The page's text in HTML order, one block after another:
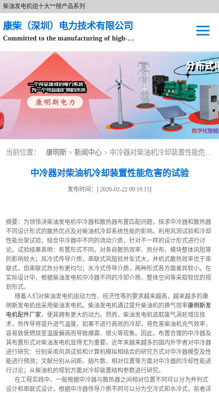
柴油发电机组十大**榜产品系列
康柴（深圳）电力技术有限公司
Committed to the manufacturing of high-end brand diesel generator sets.
当前位置： 康明斯 > 新闻中心 > 中冷器对柴油机冷却装置性能危害的试验
中冷器对柴油机冷却装置性能危害的试验
发布时间：[ 2026-02-22 09:19:15]
摘要：为领悟决柴油发电机中冷器和散热器布置匹配问题，探求中冷器和散热器
不同设计形式的散热优点及对柴油机冷却系统性能的影响。利用风洞试验和冷却
性能台架试验，结合中冷器中不同的流动介质，针对不一样的设计形式进行讨
论。试验结果表明：布置形式不同，对各自散热效率、热分布、模块整体风阻等
的影响较大；风冷式传导介质，串联式风阻较并车式大，并机式散热效率优于串
联式，但串联式热分布更均匀；水冷式传导介质，两种形式各方面差异较小。在
实际设计中，根据柴油发电机中冷器不同的冷却介质、整体空间等采取较优的规
划形式。
随着人们对柴油发电机组动力性、经济性等的要求越来越高，越来越多的康
明斯发电机组采用柴油发电机。柴油发电机通过提升柴油机的换气效率康明斯发
电机配件厂家，使其拥有更大的动力。然而，柴油发电机选取废气涡轮增压技
术，热传导将提升进气温度，如果不进行高效的冷却，将危害柴油机充气效率，
容易致使燃烧室温度偏高而导致爆震、熄火等现象。因此，布置合理的中冷器及
其布置形式对柴油发电机显得尤为重要。近年来越来越多的国内外学者对中冷器
进行研究：分别采用风洞试验和计算机模拟相结合的研究方式对中冷器模型及性
能进行预测；文献分别从间距、翅片数、相对位置等方面对中冷器的冷却性能进
行讨论；从柴油机的规划方面对冷却装置结构参数进行研究。
在工程实践中，一般根据中冷器与散热器之间相对位置不同可以分为并列式
设计和串联式设计，根据中冷器传导介质不同可以分为空冷式和水冷式，前者详
静音型
移动电站
康明斯配件